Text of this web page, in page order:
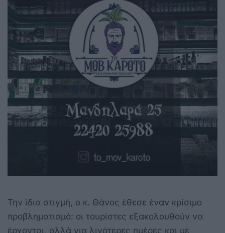
Την ίδια στιγμή, ο κ. Θάνος έθεσε έναν κρίσιμο
προβληματισμό: οι τουρίστες εξακολουθούν να
έρχονται, αλλά για λιγότερες ημέρες και με